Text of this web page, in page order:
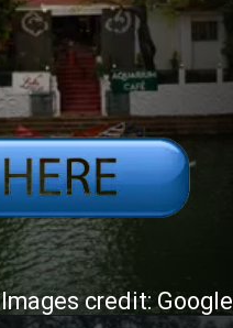
Images credit: Google